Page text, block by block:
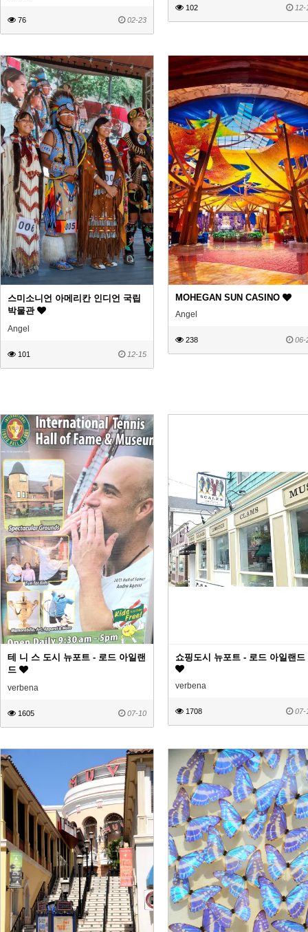
76 02-23
102 12-
스미소니언 아메리칸 인디언 국립
박물관
Angel
101 12-15
MOHEGAN SUN CASINO
Angel
238 06-
테 니 스 도시 뉴포트 - 로드 아일랜
드
verbena
1605 07-10
쇼핑도시 뉴포트 - 로드 아일랜드
verbena
1708 07-